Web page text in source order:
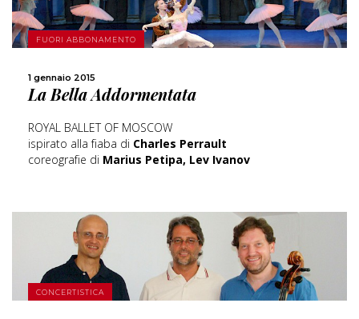
FUORI ABBONAMENTO
1 gennaio 2015
La Bella Addormentata
ROYAL BALLET OF MOSCOW
ispirato alla fiaba di Charles Perrault
coreografie di Marius Petipa, Lev Ivanov
SCOPRI DI PIÙ
CONCERTISTICA SCOPRI DI PIÙ